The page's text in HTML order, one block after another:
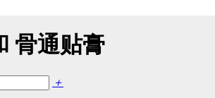
骨通贴膏
＋